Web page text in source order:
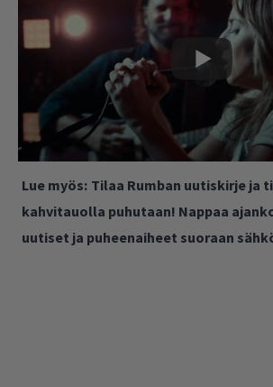
Lue myös: Tilaa Rumban uutiskirje ja
kahvitauolla puhutaan! Nappaa
uutiset ja puheenaiheet suoraan